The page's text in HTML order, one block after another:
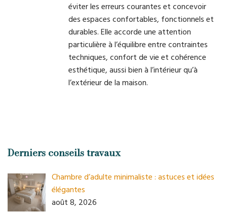
éviter les erreurs courantes et concevoir
des espaces confortables, fonctionnels et
durables. Elle accorde une attention
particulière à l’équilibre entre contraintes
techniques, confort de vie et cohérence
esthétique, aussi bien à l’intérieur qu’à
l’extérieur de la maison.
Derniers conseils travaux
Chambre d’adulte minimaliste : astuces et idées
élégantes
août 8, 2026